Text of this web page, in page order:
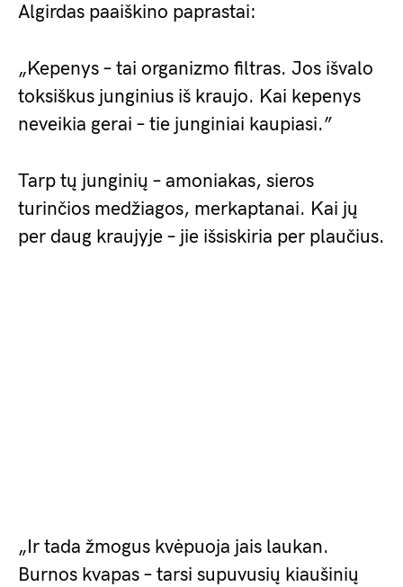
Algirdas paaiškino paprastai:
„Kepenys – tai organizmo filtras. Jos išvalo
toksiškus junginius iš kraujo. Kai kepenys
neveikia gerai – tie junginiai kaupiasi.”
Tarp tų junginių – amoniakas, sieros
turinčios medžiagos, merkaptanai. Kai jų
per daug kraujyje – jie išsiskiria per plaučius.
„Ir tada žmogus kvėpuoja jais laukan.
Burnos kvapas – tarsi supuvusių kiaušinių